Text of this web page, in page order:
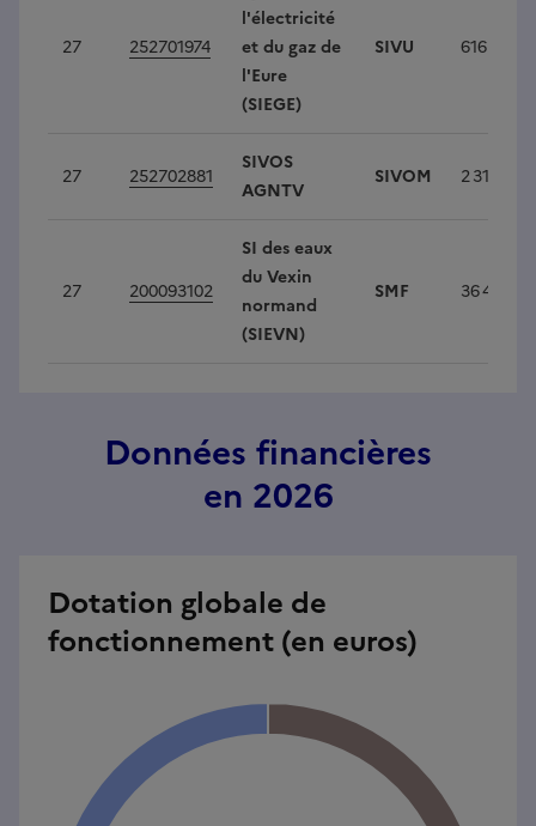
27 252701974
l'électricité
et du gaz de
l'Eure
(SIEGE)
SIVU 616 217
27 252702881
SIVOS
AGNTV
SIVOM 2 314
27 200093102
SI des eaux
du Vexin
normand
(SIEVN)
SMF 36 407
Données financières
en 2026
Dotation globale de
fonctionnement (en euros)